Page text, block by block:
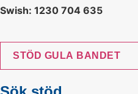
Swish: 1230 704 635
STÖD GULA BANDET